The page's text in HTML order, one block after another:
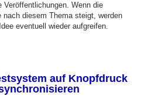
Veröffentlichungen. Wenn die
nach diesem Thema steigt, werden
eventuell wieder aufgreifen.
auf Knopfdruck